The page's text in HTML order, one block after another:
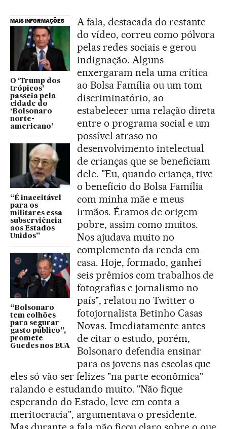
MAIS INFORMAÇÕES
O ‘Trump dos
trópicos’
passeia pela
cidade do
‘Bolsonaro
norte-
americano’
“É inaceitável
para os
militares essa
subserviência
aos Estados
Unidos”
“Bolsonaro
tem colhões
para segurar
gasto público”,
promete
Guedes nos EUA
A fala, destacada do restante
do vídeo, correu como pólvora
pelas redes sociais e gerou
indignação. Alguns
enxergaram nela uma crítica
ao Bolsa Família ou um tom
discriminatório, ao
estabelecer uma relação direta
entre o programa social e um
possível atraso no
desenvolvimento intelectual
de crianças que se beneficiam
dele. "Eu, quando criança, tive
o benefício do Bolsa Família
com minha mãe e meus
irmãos. Éramos de origem
pobre, assim como muitos.
Nos ajudava muito no
complemento da renda em
casa. Hoje, formado, ganhei
seis prêmios com trabalhos de
fotografias e jornalismo no
país", relatou no Twitter o
fotojornalista Betinho Casas
Novas. Imediatamente antes
de citar o estudo, porém,
Bolsonaro defendia ensinar
para os jovens nas escolas que
eles só vão ser felizes "na parte econômica"
ralando e estudando muito. "Não fique
esperando do Estado, leve em conta a
meritocracia", argumentava o presidente.